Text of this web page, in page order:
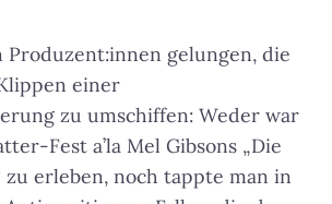
Produzent:innen gelungen, die
einer
zu umschiffen: Weder war
Fest a’la Mel Gibsons „Die
zu erleben, noch tappte man in